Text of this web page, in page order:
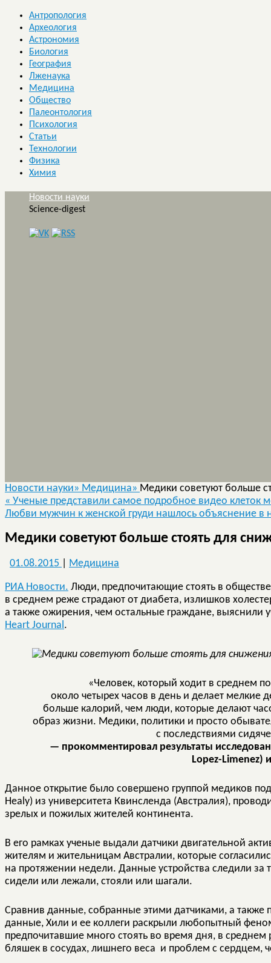
Антропология
Археология
Астрономия
Биология
География
Лженаука
Медицина
Общество
Палеонтология
Психология
Статьи
Технологии
Физика
Химия
Новости науки
Science-digest
Новости науки» Медицина» Медики советуют больше
« Ученые представили самое подробное видео клеток
Любви мужчин к женской груди нашлось объяснение в
Медики советуют больше стоять для
01.08.2015 Медицина
РИА Новости. Люди, предпочитающие стоять в
в среднем реже страдают от диабета, излишков
а также ожирения, чем остальные граждане, выяснили
Heart Journal.
«Человек, который ходит в среднем
около четырех часов в день и делает мелкие
больше калорий, чем люди, которые делают
образ жизни. Медики, политики и просто
с последствиями
— прокомментировал результаты
Lopez-
Данное открытие было совершено группой медиков
Healy) из университета Квинсленда (Австралия),
зрелых и пожилых жителей континента.
В его рамках ученые выдали датчики двигательной
жителям и жительницам Австралии, которые
на протяжении недели. Данные устройства следили за
сидели или лежали, стояли или шагали.
Сравнив данные, собранные этими датчиками, а
данные, Хили и ее коллеги раскрыли любопытный
предпочитавшие много стоять во время дня, в
бляшек в сосудах, лишнего веса и проблем с сердцем,